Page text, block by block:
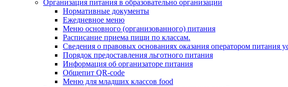
Организация питания в образовательно организации
Нормативные документы
Ежедневное меню
Меню основного (организованного) питания
Расписание приема пищи по классам.
Сведения о правовых основаниях оказания оператором питания
Порядок предоставления льготного питания
Информация об организаторе питания
Общепит QR-code
Меню для младших классов food